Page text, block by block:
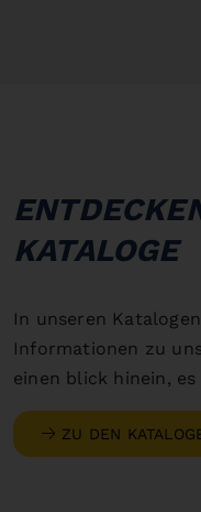
KATALOGE
In unseren
Informationen zu
einen blick hinein,
ZU DEN